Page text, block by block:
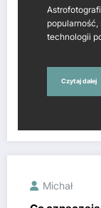
technologii
Czytaj dalej
Michał